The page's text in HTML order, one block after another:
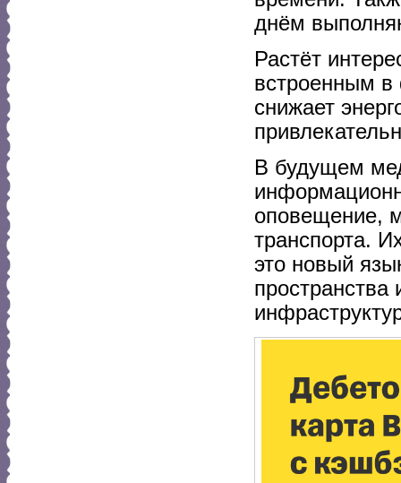
днём
Растёт
встроенным в
снижает
В будущем
оповещение,
транспорта.
это новый